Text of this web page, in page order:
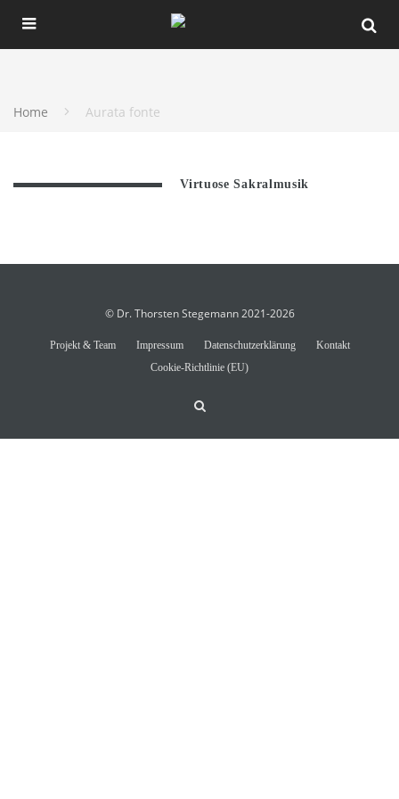
Home Aurata fonte
Virtuose Sakralmusik
© Dr. Thorsten Stegemann 2021-2026
Projekt & Team Impressum Datenschutzerklärung
Kontakt
Cookie-Richtlinie (EU)